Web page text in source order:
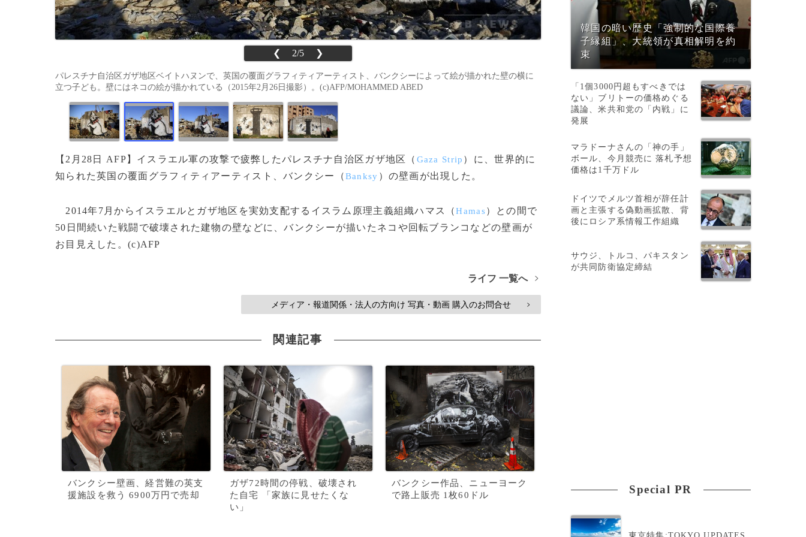
❮ 2/5 ❯
パレスチナ自治区ガザ地区ベイトハヌンで、英国の覆面グラフィティアーティスト、バンクシーによって絵が描かれた壁の横に
立つ子ども。壁にはネコの絵が描かれている（2015年2月26日撮影）。(c)AFP/MOHAMMED ABED
【2月28日 AFP】イスラエル軍の攻撃で疲弊したパレスチナ自治区ガザ地区（ Gaza Strip ）に、世界的に
知られた英国の覆面グラフィティアーティスト、バンクシー（Banksy ）の壁画が出現した。
2014年7月からイスラエルとガザ地区を実効支配するイスラム原理主義組織ハマス（Hamas）との間で
50日間続いた戦闘で破壊された建物の壁などに、バンクシーが描いたネコや回転ブランコなどの壁画が
お目見えした。(c)AFP
ライフ 一覧へ >
メディア・報道関係・法人の方向け 写真・動画 購入のお問合せ >
関連記事
バンクシー壁画、経営難の英支
援施設を救う 6900万円で売却
ガザ72時間の停戦、破壊され
た自宅 「家族に見せたくな
い」
バンクシー作品、ニューヨーク
で路上販売 1枚60ドル
韓国の暗い歴史「強制的な国際養
子縁組」、大統領が真相解明を約
束
「1個3000円超もすべきでは
ない」ブリトーの価格めぐる
議論、米共和党の「内戦」に
発展
マラドーナさんの「神の手」
ボール、今月競売に 落札予想
価格は1千万ドル
ドイツでメルツ首相が辞任計
画と主張する偽動画拡散、背
後にロシア系情報工作組織
サウジ、トルコ、パキスタン
が共同防衛協定締結
Special PR
東京特集:TOKYO UPDATES